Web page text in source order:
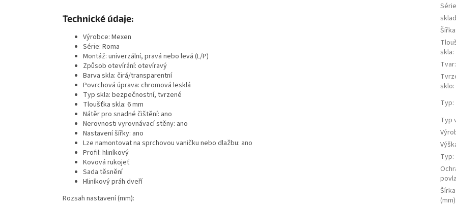
Technické údaje:
Výrobce: Mexen
Série: Roma
Montáž: univerzální, pravá nebo levá (L/P)
Způsob otevírání: otevíravý
Barva skla: čirá/transparentní
Povrchová úprava: chromová lesklá
Typ skla: bezpečnostní, tvrzené
Tloušťka skla: 6 mm
Nátěr pro snadné čištění: ano
Nerovnosti vyrovnávací stěny: ano
Nastavení šířky: ano
Lze namontovat na sprchovou vaničku nebo dlažbu: ano
Profil: hliníkový
Kovová rukojeť
Sada těsnění
Hliníkový práh dveří
Rozsah nastavení (mm):
Série
sklad
Šířka
skla:
Tvar:
sklo:
Typ:
Typ
Typ:
(mm)